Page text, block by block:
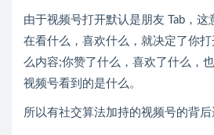
由于视频号打开默认是朋友 Tab，
在看什么，喜欢什么，就决定了你
么内容;你赞了什么，喜欢了什么，
视频号看到的是什么。
所以有社交算法加持的视频号的背后